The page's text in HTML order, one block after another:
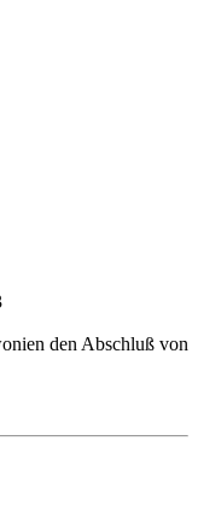
den Abschluß von